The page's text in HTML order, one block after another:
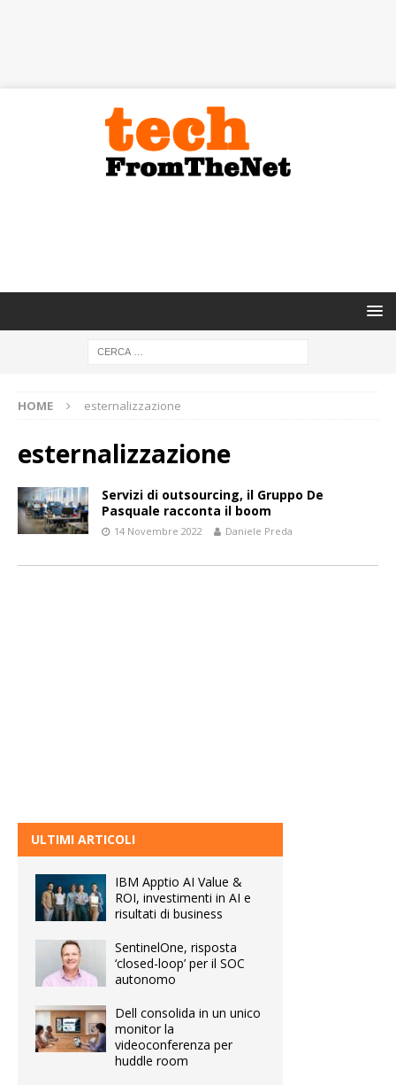
HOME esternalizzazione
esternalizzazione
Servizi di outsourcing, il Gruppo De
Pasquale racconta il boom
14 Novembre 2022 Daniele Preda
ULTIMI ARTICOLI
IBM Apptio AI Value &
ROI, investimenti in AI e
risultati di business
SentinelOne, risposta
‘closed-loop’ per il SOC
autonomo
Dell consolida in un unico
monitor la
videoconferenza per
huddle room